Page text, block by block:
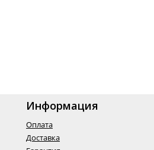
Информация
Оплата
Доставка